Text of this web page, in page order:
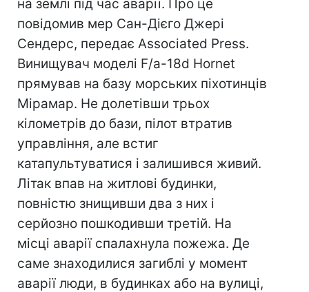
на землі під час аварії. Про це
повідомив мер Сан-Дієго Джері
Сендерс, передає Associated Press.
Винищувач моделі F/a-18d Hornet
прямував на базу морських піхотинців
Мірамар. Не долетівши трьох
кілометрів до бази, пілот втратив
управління, але встиг
катапультуватися і залишився живий.
Літак впав на житлові будинки,
повністю знищивши два з них і
серйозно пошкодивши третій. На
місці аварії спалахнула пожежа. Де
саме знаходилися загиблі у момент
аварії люди, в будинках або на вулиці,